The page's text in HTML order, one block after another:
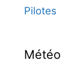
Pilotes
Météo